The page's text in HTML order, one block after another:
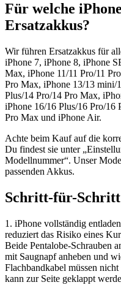
Für welche
Ersatzakkus?
Wir führen Ersatzakkus für
iPhone 7, iPhone 8, iPhone
Max, iPhone 11/11 Pro/11
Pro Max, iPhone 13/13 mini/
Plus/14 Pro/14 Pro Max,
iPhone 16/16 Plus/16 Pro/16
Pro Max und iPhone Air.
Achte beim Kauf auf die
Du findest sie unter
Modellnummer“. Unser
passenden Akkus.
Schritt-für-
1. iPhone vollständig
reduziert das Risiko eines
Beide Pentalobe-Schrauben
mit Saugnapf anheben und
Flachbandkabel müssen
kann zur Seite geklappt